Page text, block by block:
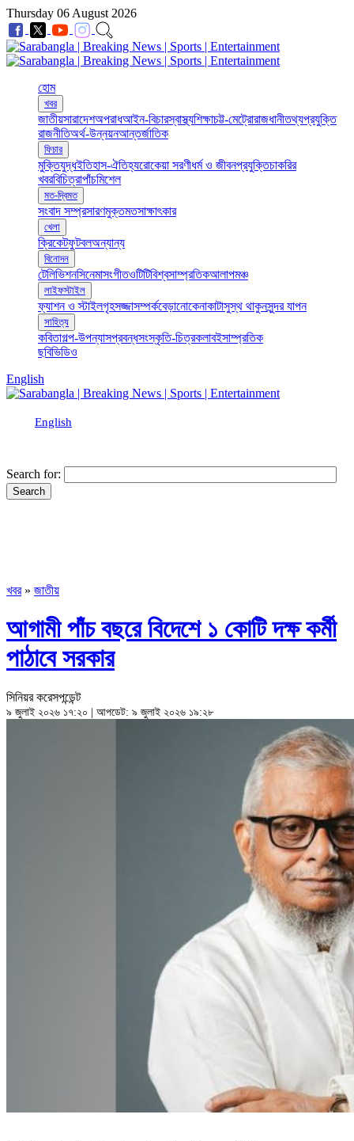
Thursday 06 August 2026
হোম
খবর
জাতীয়সারাদেশঅপরাধআইন-বিচারস্বাস্থ্যশিক্ষাচট্ট-মেট্রোরাজধানীতথ্যপ্রযুক্তি
রাজনীতিঅর্থ-উন্নয়নআন্তর্জাতিক
ফিচার
মুক্তিযুদ্ধইতিহাস-ঐতিহ্যরোকেয়া সরণীধর্ম ও জীবনপ্রযুক্তিচাকরির
খবরবিচিত্রাপাঁচমিশেল
মত-দ্বিমত
সংবাদ সম্প্রসারণমুক্তমতসাক্ষাৎকার
খেলা
ক্রিকেটফুটবলঅন্যান্য
বিনোদন
টেলিভিশনসিনেমাসংগীতওটিটিবিশ্বসাম্প্রতিকআলাপমঞ্চ
লাইফস্টাইল
ফ্যাশন ও স্টাইলগৃহসজ্জাসম্পর্কবেড়ানোকেনাকাটাসুস্থ থাকুনসুন্দর যাপন
সাহিত্য
কবিতাগল্প-উপন্যাসপ্রবন্ধসংস্কৃতি-চিত্রকলাবইসাম্প্রতিক
ছবিভিডিও
English
English
Search for:
খবর » জাতীয়
আগামী পাঁচ বছরে বিদেশে ১ কোটি দক্ষ কর্মী
পাঠাবে সরকার
সিনিয়র করেসপন্ডেন্ট
৯ জুলাই ২০২৬ ১৭:২০ | আপডেট: ৯ জুলাই ২০২৬ ১৯:২৮